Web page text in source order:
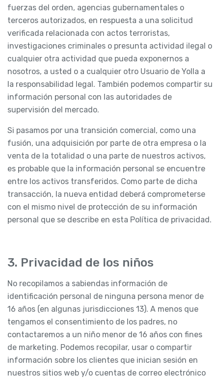
fuerzas del orden, agencias gubernamentales o
terceros autorizados, en respuesta a una solicitud
verificada relacionada con actos terroristas,
investigaciones criminales o presunta actividad ilegal o
cualquier otra actividad que pueda exponernos a
nosotros, a usted o a cualquier otro Usuario de Yolla a
la responsabilidad legal. También podemos compartir su
información personal con las autoridades de
supervisión del mercado.
Si pasamos por una transición comercial, como una
fusión, una adquisición por parte de otra empresa o la
venta de la totalidad o una parte de nuestros activos,
es probable que la información personal se encuentre
entre los activos transferidos. Como parte de dicha
transacción, la nueva entidad deberá comprometerse
con el mismo nivel de protección de su información
personal que se describe en esta Política de privacidad.
3. Privacidad de los niños
No recopilamos a sabiendas información de
identificación personal de ninguna persona menor de
16 años (en algunas jurisdicciones 13). A menos que
tengamos el consentimiento de los padres, no
contactaremos a un niño menor de 16 años con fines
de marketing. Podemos recopilar, usar o compartir
información sobre los clientes que inician sesión en
nuestros sitios web y/o cuentas de correo electrónico